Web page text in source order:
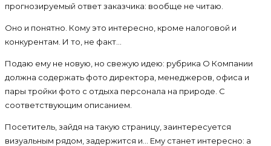
прогнозируемый ответ заказчика: вообще не читаю.
Оно и понятно. Кому это интересно, кроме налоговой и
конкурентам. И то, не факт…
Подаю ему не новую, но свежую идею: рубрика О Компании
должна содержать фото директора, менеджеров, офиса и
пары тройки фото с отдыха персонала на природе. С
соответствующим описанием.
Посетитель, зайдя на такую страницу, заинтересуется
визуальным рядом, задержится и… Ему станет интересно: а